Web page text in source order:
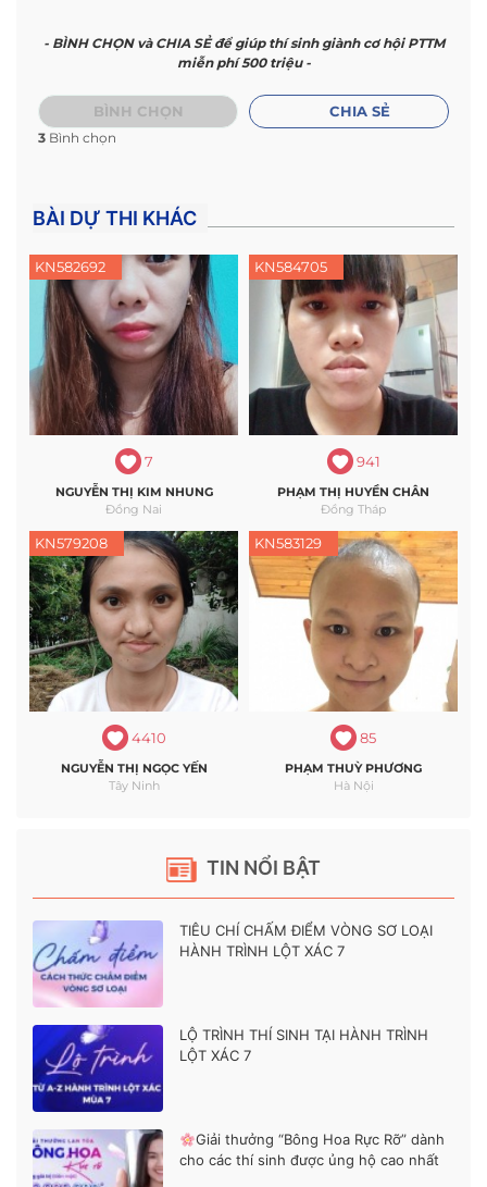
TIN NỔI BẬT
TIÊU CHÍ CHẤM ĐIỂM VÒNG SƠ LOẠI
HÀNH TRÌNH LỘT XÁC 7
LỘ TRÌNH THÍ SINH TẠI HÀNH TRÌNH
LỘT XÁC 7
Giải thưởng “Bông Hoa Rực Rỡ” dành
cho các thí sinh được ủng hộ cao nhất
- BÌNH CHỌN và CHIA SẺ để giúp thí sinh giành cơ hội PTTM
miễn phí 500 triệu -
BÌNH CHỌN
3 Bình chọn
CHIA SẺ
BÀI DỰ THI KHÁC
KN582692
7
NGUYỄN THỊ KIM NHUNG
Đồng Nai
KN584705
941
PHẠM THỊ HUYỀN CHÂN
Đồng Tháp
KN579208
4410
NGUYỄN THỊ NGỌC YẾN
Tây Ninh
KN583129
85
PHẠM THUỲ PHƯƠNG
Hà Nội